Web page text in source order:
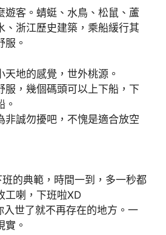
遊客。蜻蜓、水鳥、松鼠、蘆
、浙江歷史建築，乘船緩行其
服。
天地的感覺，世外桃源。
服，幾個碼頭可以上下船，下
。
非誠勿擾吧，不愧是適合放空
的典範，時間一到，多一秒都
工喇，下班啦XD
世了就不再存在的地方。一
實。